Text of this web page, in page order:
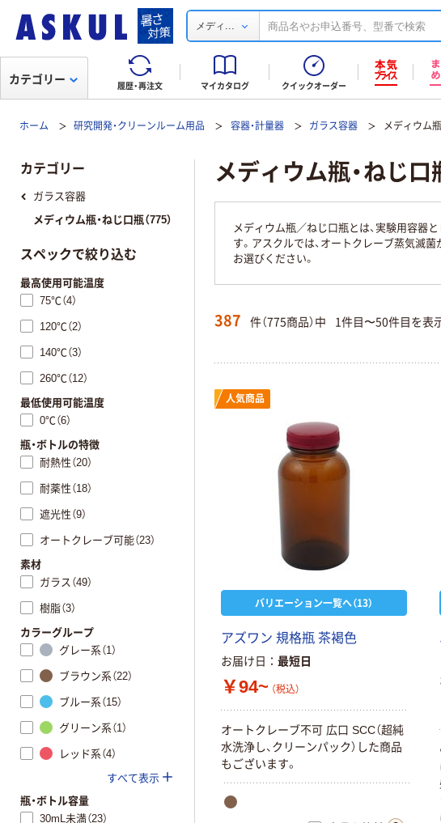
メディ ...
履歴・再注文 マイカタログ クイックオーダー
カテゴリー
ホーム 研究開発・クリーンルーム用品 容器・計量器 ガラス容器 メディウム
メディウム瓶・ねじ口
メディウム瓶／ねじ口瓶とは、実験用容器
す。アスクルでは、オートクレーブ蒸気滅
お選びください。
387 件（775商品）中 1件目〜50件目を表
人気商品
バリエーション一覧へ（13）
アズワン 規格瓶 茶褐色
お届け日 最短日
￥94~ （税込）
オートクレーブ不可 広口 SCC（超純
水洗浄し、クリーンパック）した商品
もございます。
カテゴリー
ガラス容器
メディウム瓶・ねじ口瓶（775）
スペックで絞り込む
最高使用可能温度
75℃（4）
120℃（2）
140℃（3）
260℃（12）
最低使用可能温度
0℃（6）
瓶・ボトルの特徴
耐熱性（20）
耐薬性（18）
遮光性（9）
オートクレーブ可能（23）
素材
ガラス（49）
樹脂（3）
カラーグループ
グレー系（1）
ブラウン系（22）
ブルー系（15）
グリーン系（1）
レッド系（4）
すべて表示
瓶・ボトル容量
30mL未満（23）